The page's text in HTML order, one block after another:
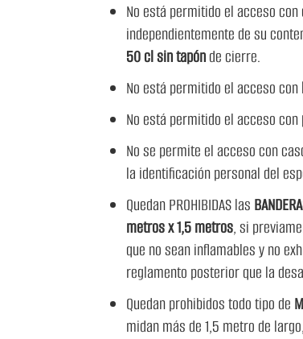
No está permitido el acceso
independientemente de su
50 cl sin tapónde cierre.
No está permitido el acceso con
No está permitido el acceso con
No se permite el acceso con
la identificación personal del
Quedan PROHIBIDAS las
metros x 1,5 metros, si
que no sean inflamables y no
reglamento posterior que la
Quedan prohibidos todo tipo de
midan más de 1,5 metro de